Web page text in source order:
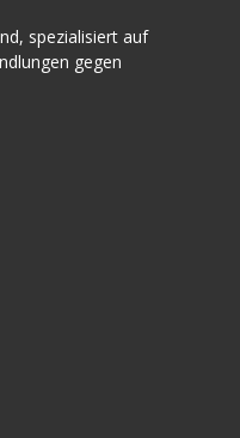
spezialisiert auf
gegen